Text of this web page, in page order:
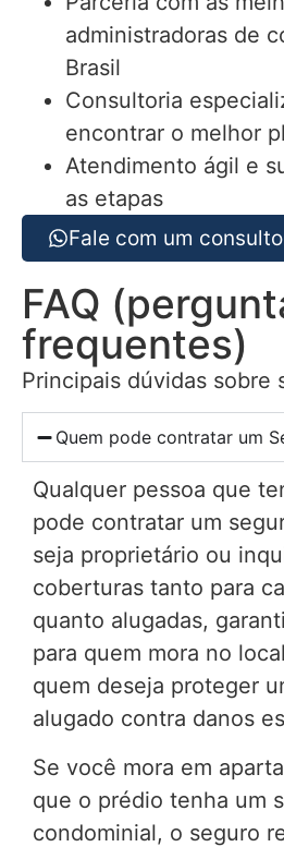
administradoras de
Brasil
Consultoria
encontrar o melhor
Atendimento ágil e
as etapas
Fale com um
FAQ
frequentes)
Principais dúvidas sobre
Quem pode contratar um
Qualquer pessoa que
pode contratar um
seja proprietário ou
coberturas tanto para
quanto alugadas,
para quem mora no
quem deseja proteger
alugado contra danos
Se você mora em
que o prédio tenha um
condominial, o seguro